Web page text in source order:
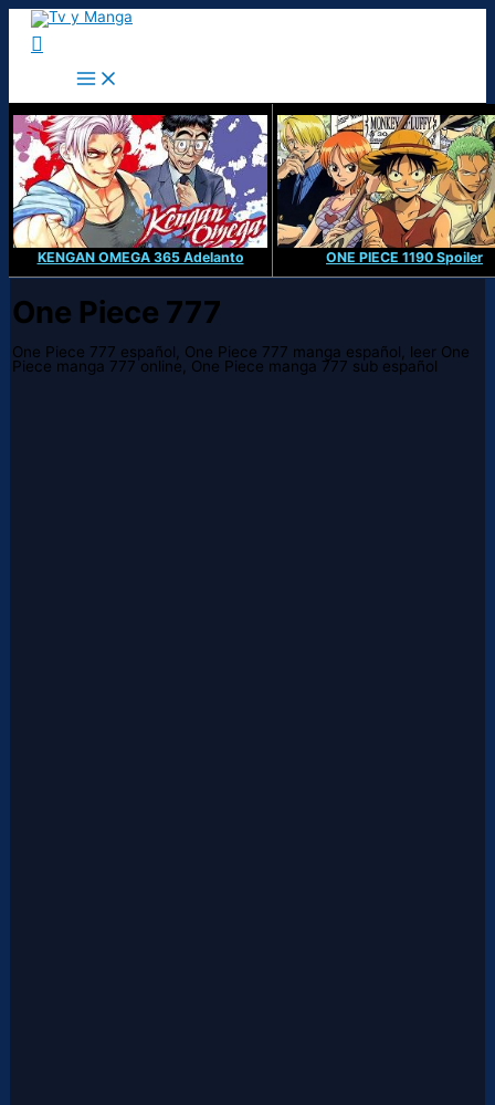
Ir
contenido
Buscar
KENGAN OMEGA 365 Adelanto ONE PIECE 1190 Spoiler
One Piece 777
One Piece 777 español, One Piece 777 manga español, leer One
Piece manga 777 online, One Piece manga 777 sub español